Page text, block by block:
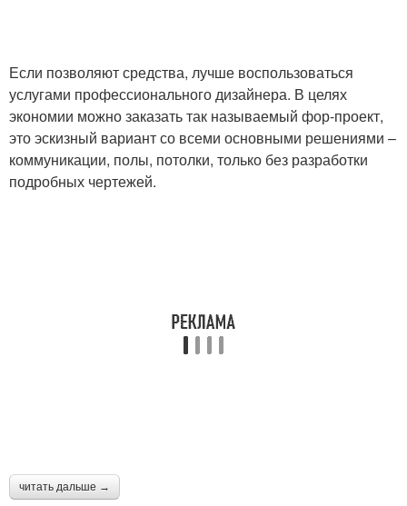
Если позволяют средства, лучше воспользоваться
услугами профессионального дизайнера. В целях
экономии можно заказать так называемый фор-проект,
это эскизный вариант со всеми основными решениями –
коммуникации, полы, потолки, только без разработки
подробных чертежей.
читать дальше →